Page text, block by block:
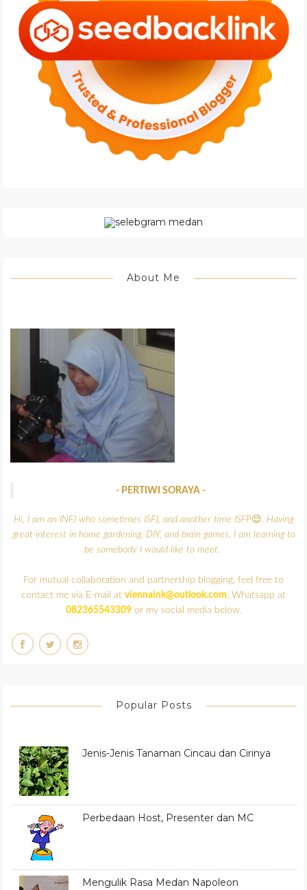
About Me
- PERTIWI SORAYA -
Hi, I am an INFJ who sometimes ISFJ, and another time ISFP😌. Having
great interest in home gardening, DIY, and brain games, I am learning to
be somebody I would like to meet.
For mutual collaboration and partnership blogging, feel free to
contact me via E-mail at viennaink@outlook.com, Whatsapp at
082365543309or my social media below.
Popular Posts
Jenis-Jenis Tanaman Cincau dan Cirinya
Perbedaan Host, Presenter dan MC
Mengulik Rasa Medan Napoleon